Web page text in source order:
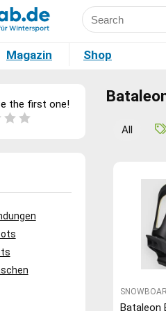
Magazin Shop
the first one!
All
Bataleon